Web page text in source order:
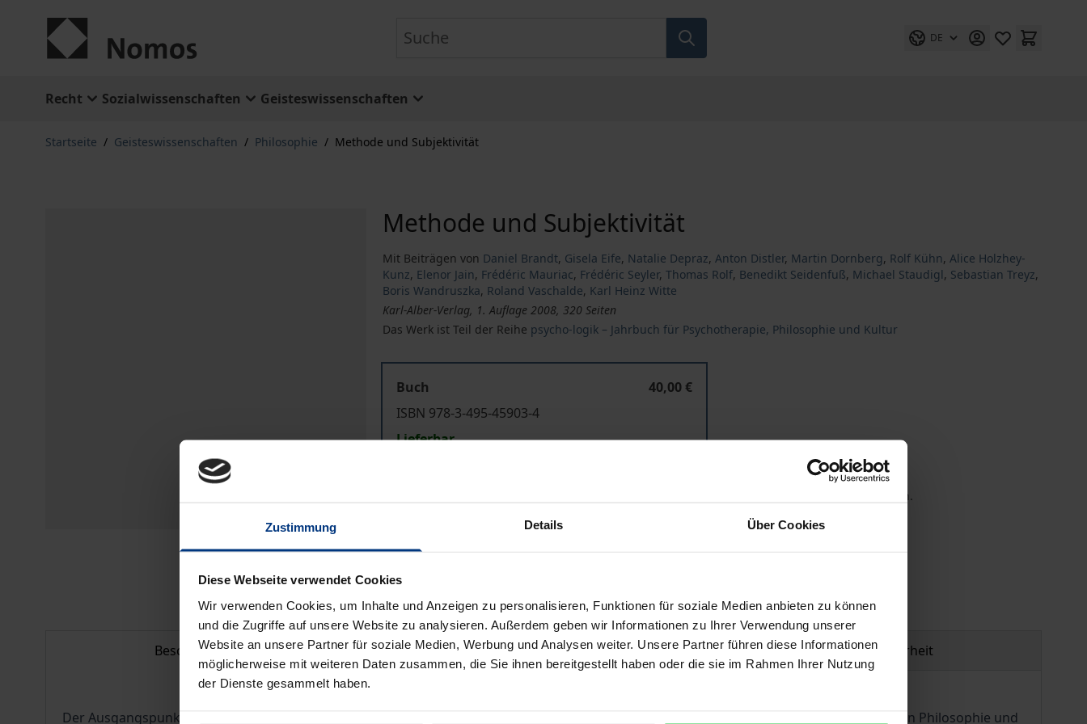
Zustimmung Details Über Cookies
Diese Webseite verwendet Cookies
Wir verwenden Cookies, um Inhalte und Anzeigen zu personalisieren, Funktionen für soziale Medien anbieten zu können
und die Zugriffe auf unsere Website zu analysieren. Außerdem geben wir Informationen zu Ihrer Verwendung unserer
Website an unsere Partner für soziale Medien, Werbung und Analysen weiter. Unsere Partner führen diese Informationen
möglicherweise mit weiteren Daten zusammen, die Sie ihnen bereitgestellt haben oder die sie im Rahmen Ihrer Nutzung
der Dienste gesammelt haben.
DE
Recht Sozialwissenschaften Geisteswissenschaften
Startseite / Geisteswissenschaften / Philosophie / Methode und Subjektivität
Methode und Subjektivität
Mit Beiträgen von Daniel Brandt, Gisela Eife, Natalie Depraz,Anton Distler, Martin Dornberg, Rolf Kühn,Alice Holzhey-
Kunz, Elenor Jain, Frédéric Mauriac, Frédéric Seyler,Thomas Rolf, Benedikt Seidenfuß, Michael Staudigl, Sebastian Treyz,
Boris Wandruszka, Roland Vaschalde, Karl Heinz Witte
Karl-Alber-Verlag, 1. Auflage 2008, 320 Seiten
Das Werk ist Teil der Reihe psycho-logik – Jahrbuch für Psychotherapie, Philosophie und Kultur
Buch
40,00 €
ISBN 978-3-495-45903-4
Lieferbar
Preisangaben inkl. MwSt. Abhängig von der Lieferadresse kann die MwSt. an der Kasse variieren.
Beschreibung Bibliografische Angaben Produktsicherheit
Der Ausgangspunkt für den Themenschwerpunkt 'Methode und Subjektivität' liegt in der ebenso ungeklärten wie komplexen Situation von Philosophie und